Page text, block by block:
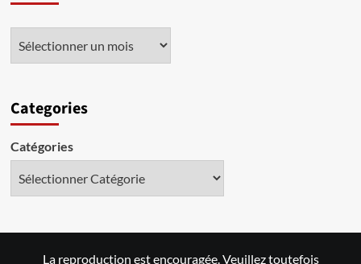
Categories
Catégories
La reproduction est encouragée. Veuillez toutefois